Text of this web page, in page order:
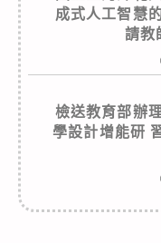
成式人工智慧
請教
檢送教育部辦
學設計增能研